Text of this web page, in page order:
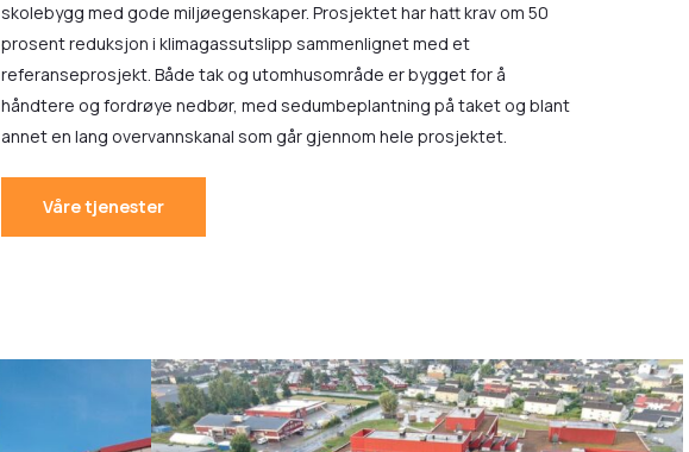
skolebygg med gode miljøegenskaper. Prosjektet har hatt krav om 50
prosent reduksjon i klimagassutslipp sammenlignet med et
referanseprosjekt. Både tak og utomhusområde er bygget for å
håndtere og fordrøye nedbør, med sedumbeplantning på taket og blant
annet en lang overvannskanal som går gjennom hele prosjektet.
Våre tjenester
default